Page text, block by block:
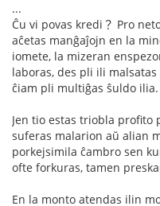
...
Ĉu vi povas kredi？ Pro
aĉetas manĝaĵojn en la
iomete, la mizeran
laboras, des pli ili
ĉiam pli multiĝas ŝuldo ilia.
Jen tio estas triobla profito
suferas malarion aŭ alian
porkejsimila ĉambro sen
ofte forkuras, tamen
En la monto atendas ilin